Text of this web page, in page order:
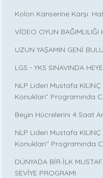
Kolon Kanserine Karşı:
VİDEO OYUN BAĞIMLILIĞI
UZUN YAŞAMIN GENİ
LGS - YKS SINAVINDA
NLP Lideri Mustafa KILINÇ
Konukları” Programında
Beyin Hücrelerini 4 Saat
NLP Lideri Mustafa
Konukları'' Programında
DÜNYADA BİR İLK
SEVİYE PROGRAMI